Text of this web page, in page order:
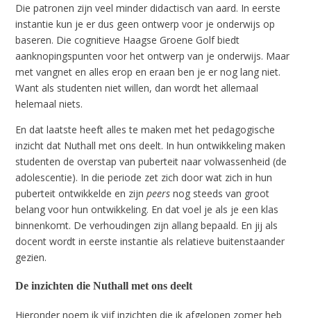
Die patronen zijn veel minder didactisch van aard. In eerste
instantie kun je er dus geen ontwerp voor je onderwijs op
baseren. Die cognitieve Haagse Groene Golf biedt
aanknopingspunten voor het ontwerp van je onderwijs. Maar
met vangnet en alles erop en eraan ben je er nog lang niet.
Want als studenten niet willen, dan wordt het allemaal
helemaal niets.
En dat laatste heeft alles te maken met het pedagogische
inzicht dat Nuthall met ons deelt. In hun ontwikkeling maken
studenten de overstap van puberteit naar volwassenheid (de
adolescentie). In die periode zet zich door wat zich in hun
puberteit ontwikkelde en zijn peersnog steeds van groot
belang voor hun ontwikkeling. En dat voel je als je een klas
binnenkomt. De verhoudingen zijn allang bepaald. En jij als
docent wordt in eerste instantie als relatieve buitenstaander
gezien.
De inzichten die Nuthall met ons deelt
Hieronder noem ik vijf inzichten die ik afgelopen zomer heb